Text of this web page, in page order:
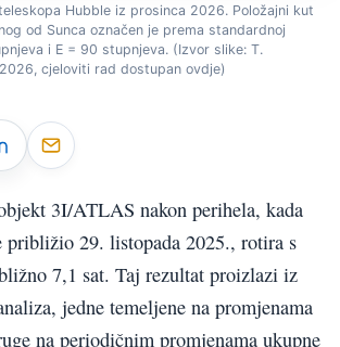
Hubble iz prosinca 2026. Položajni kut
od Sunca označen je prema standardnoj
i E = 90 stupnjeva. (Izvor slike: T.
cjeloviti rad dostupan ovdje)
3I/ATLAS nakon perihela, kada
približio 29. listopada 2025., rotira s
7,1 sat. Taj rezultat proizlazi iz
jedne temeljene na promjenama
na periodičnim promjenama ukupne